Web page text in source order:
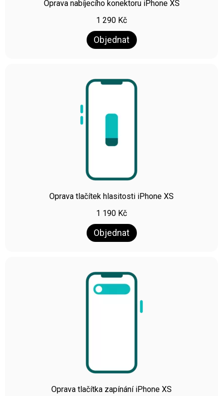
Oprava nabíjecího konektoru iPhone XS
1 290 Kč
Objednat
Oprava tlačítek hlasitosti iPhone XS
1 190 Kč
Objednat
Oprava tlačítka zapínání iPhone XS